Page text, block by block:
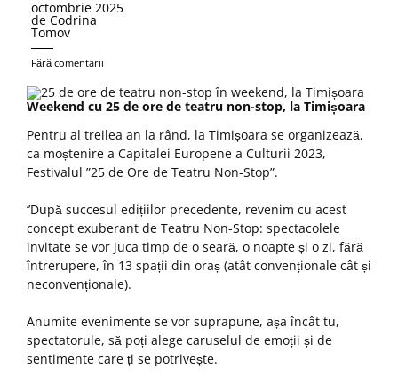
octombrie 2025
de Codrina
Tomov
Fără comentarii
Weekend cu 25 de ore de teatru non-stop, la Timișoara
Pentru al treilea an la rând, la Timișoara se organizează,
ca moștenire a Capitalei Europene a Culturii 2023,
Festivalul ”25 de Ore de Teatru Non-Stop”.
‘’După succesul edițiilor precedente, revenim cu acest
concept exuberant de Teatru Non-Stop: spectacolele
invitate se vor juca timp de o seară, o noapte și o zi, fără
întrerupere, în 13 spații din oraș (atât convenționale cât și
neconvenționale).
Anumite evenimente se vor suprapune, așa încât tu,
spectatorule, să poți alege caruselul de emoții și de
sentimente care ți se potrivește.